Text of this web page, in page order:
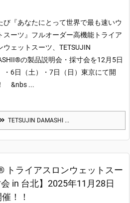
び『あなたにとって世界で最も速いウ
スーツ』フルオーダー高機能トライア
ウェットスーツ、TETSUJIN
の製品説明会・採寸会を12月5日
・6日（土）・7日（日）東京にて開
&nbs ...
TETSUJIN DAMASHI ...
トライアスロンウェットスー
in 台北】2025年11月28日
！！